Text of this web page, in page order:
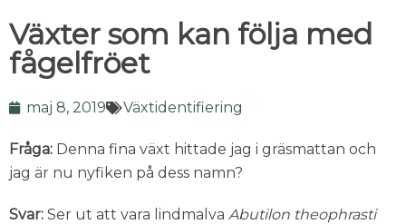
Växter som kan följa med
fågelfröet
maj 8, 2019 Växtidentifiering
Fråga: Denna fina växt hittade jag i gräsmattan och
jag är nu nyfiken på dess namn?
Svar: Ser ut att vara lindmalva Abutilon theophrasti